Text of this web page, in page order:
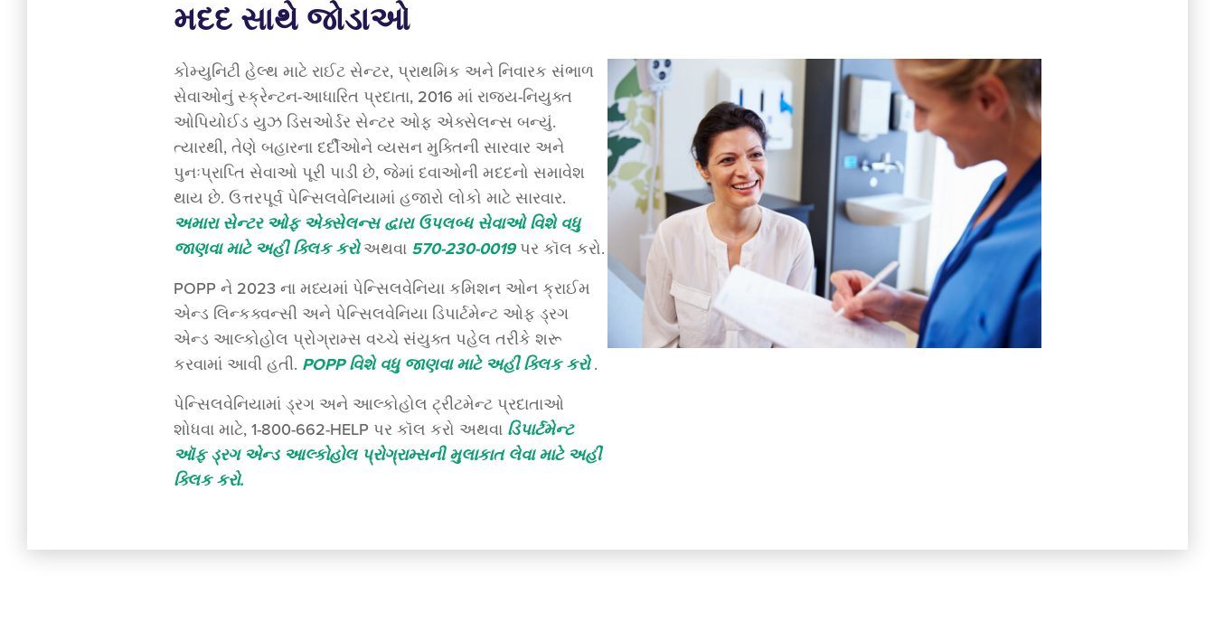
મદદ સાથે જોડાઓ
કોમ્યુનિટી હેલ્થ માટે રાઈટ સેન્ટર, પ્રાથમિક અને નિવારક સંભાળ
સેવાઓનું સ્ક્રેન્ટન-આધારિત પ્રદાતા, 2016 માં રાજ્ય-નિયુક્ત
ઓપિયોઈડ યુઝ ડિસઓર્ડર સેન્ટર ઓફ એક્સેલન્સ બન્યું.
ત્યારથી, તેણે બહારના દર્દીઓને વ્યસન મુક્તિની સારવાર અને
પુનઃપ્રાપ્તિ સેવાઓ પૂરી પાડી છે, જેમાં દવાઓની મદદનો સમાવેશ
થાય છે. ઉત્તરપૂર્વ પેન્સિલવેનિયામાં હજારો લોકો માટે સારવાર.
અમારા સેન્ટર ઓફ એક્સેલન્સ દ્વારા ઉપલબ્ધ સેવાઓ વિશે વધુ
જાણવા માટે અહીં ક્લિક કરોઅથવા 570-230-0019પર કૉલ કરો.
POPP ને 2023 ના મધ્યમાં પેન્સિલવેનિયા કમિશન ઓન ક્રાઈમ
એન્ડ લિન્કક્વન્સી અને પેન્સિલવેનિયા ડિપાર્ટમેન્ટ ઓફ ડ્રગ
એન્ડ આલ્કોહોલ પ્રોગ્રામ્સ વચ્ચે સંયુક્ત પહેલ તરીકે શરૂ
કરવામાં આવી હતી. POPP વિશે વધુ જાણવા માટે અહીં ક્લિક કરો.
પેન્સિલવેનિયામાં ડ્રગ અને આલ્કોહોલ ટ્રીટમેન્ટ પ્રદાતાઓ
શોધવા માટે, 1-800-662-HELP પર કૉલ કરો અથવા ડિપાર્ટમેન્ટ
ઑફ ડ્રગ એન્ડ આલ્કોહોલ પ્રોગ્રામ્સની મુલાકાત લેવા માટે અહીં
ક્લિક કરો.